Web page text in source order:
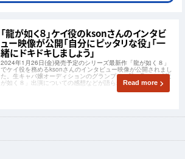
「龍が如く８」ケイ役のksonさんのインタビ
ュー映像が公開「自分にピッタリな役」「一
緒にドキドキしましょう」
2024年1月26日(金)発売予定のシリーズ最新作「龍が如く８」
でケイ役を務めるksonさんのインタビュー映像が公開されまし
た。生キャバ嬢オーディションのグランプリで勝ち取った「龍
が如く８」出演についての感想などが語られています。
Read more